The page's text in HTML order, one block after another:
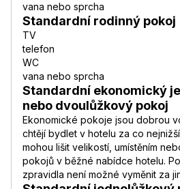
vana nebo sprcha
Standardní rodinný pokoj
TV
telefon
WC
vana nebo sprcha
Standardní ekonomický
nebo dvoulůžkový pokoj
Ekonomické pokoje jsou dobrou
chtějí bydlet v hotelu za co
mohou lišit velikostí, umístěním
pokojů v běžné nabídce hotelu.
zpravidla není možné vyměnit za